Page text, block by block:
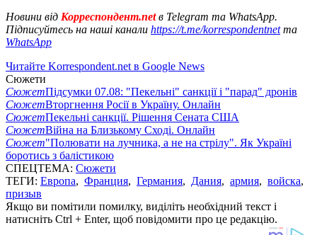
Новини від Корреспондент.netв Telegram та WhatsApp.
Підписуйтесь на наші канали https://t.me/korrespondentnetта
WhatsApp
Читайте Korrespondent.net в Google News
Сюжети
СюжетПідсумки 07.08: "Пекельні" санкції і "парад" дронів
СюжетВторгнення Росії в Україну. Онлайн
СюжетПекельні санкції. Рішення Сената США
СюжетВійна на Близькому Сході. Онлайн
Сюжет"Полювати на лучника, а не на стрілу". Як Україні
боротись з балістикою
СПЕЦТЕМА: Сюжети
ТЕГИ: Европа, Франция, Германия, Дания, армия, войска,
призыв
Якщо ви помітили помилку, виділіть необхідний текст і
натисніть Ctrl + Enter, щоб повідомити про це редакцію.